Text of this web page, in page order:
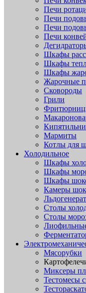
Печи
Печи
Печи
Печи
Шкафы
Шкафы
Шкафы
Жарочные
Сковороды
Грили
Мармиты
Котлы для
Холодильное
Шкафы
Шкафы
Шкафы
Камеры
Столы
Столы
Мясорубки
Миксеры
Тестомесы